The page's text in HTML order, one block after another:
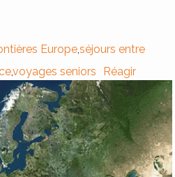
Europeséjours entre
,voyages seniors Réagir